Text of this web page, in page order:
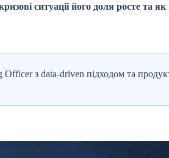
ситуації його доля росте та
з data-driven підходом та